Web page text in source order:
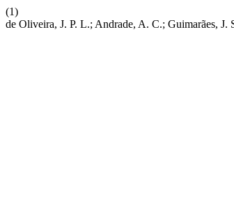
(1)
de Oliveira, J. P. L.; Andrade, A. C.; Guimarães,